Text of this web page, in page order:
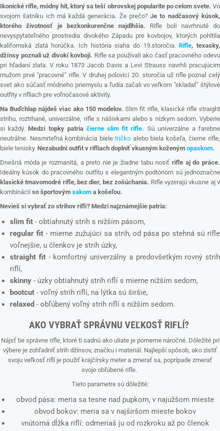
Ikonické rifle, módny hit, ktorý sa teší obrovskej popularite po celom svete. Vo
svojom šatníku ich má každá generácia. Že prečo?Je to nadčasový kúsok,
ktorého životnosť je bezkonkurenčne najdlhšia. Rifle boli navrhnuté do
nevyspytateľného prostredia divokého Západu pre kovbojov, ktorých pohltila
kalifornská zlatá horúčka. Ich história siaha do 19.storočia.Rifle, texasky,
džínsy poznali už divokí kovboji. Rifle sa používali ako časť pracovného odevu
pri hľadaní zlata. V roku 1873 Jacob Davis a Levi Strauss navrhli pracujúcim
mužom prvé "pracovné" rifle. V druhej polovici 20. storočia už rifle poznal celý
svet ako súčasť módneho priemyslu a ľudia začali vo veľkom "skladať" štýlové
outfity v rifliach pre voľnočasové aktivity.
Na Buďchlap nájdeš viac ako 150 modelov. Slim fit rifle, klasické rifle straight
strihu, roztrhané, univerzálne, rifle s nášivkami alebo s nízkym sedom. Vyberie
si každý.Medzi topky patria čierne slim fit rifle. Sú univerzálne a farebne
neutrálne. Nesmrteľná kombinácia bieletričko alebo biela košeľa, čierne rifle,
biele tenisky. Nezabudni outfit v rifliach doplniť vkusným koženým opaskom.
Dnešná móda je rozmanitá, a preto nie je žiadne tabu nosiťrifle aj do práce.
Ideálny kúsok do pracovného outfitu s elegantným podtónom sú jednoznačne
klasické tmavomodré rifle, bez dier, bez zošúchania. Rifle vyzerajú vkusne aj v
kombináciíso športovým sakom a košeľou.
Nevieš si vybrať zo strihov riflí? Medzi najznámejšie patria:
slim fit - obtiahnutý strih s nižším pásom,
regular fit- mierne zužujúci sa strih, od pása po stehná sú rifle
voľnejšie, u členkov je strih úzky,
straight fit- komfortný univerzálny a predovšetkým rovný strih
riflí,
skinny - úzky obtiahnutý strih riflí s mierne nižším sedom,
bootcut - voľný strih riflí, na lýtka sú širšie,
relaxed - obľúbený voľný strih riflí s nižším sedom.
AKO VYBRAŤ SPRÁVNU VEĽKOSŤ RIFLÍ?
Nájsť tie správne rifle, ktoré ti sadnú ako uliate je pomerne náročné. Dôležité pri
výbere je zohľadniť strih džínsov, značku i materiál. Najlepší spôsob, ako zistiť
svoju veľkosť riflí je použiť krajčírsky meter a zmerať sa, poprípade zmerať
svoje obľúbené rifle.
Tieto parametre sú dôležité:
obvod pása: meria sa tesne nad pupkom, v najužšom mieste
obvod bokov: meria sa v najširšom mieste bokov
vnútorná dĺžka riflí: odmeriaš ju od rozkroku až po členok